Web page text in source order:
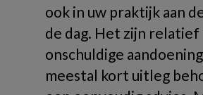
ook in uw praktijk aan
de dag. Het zijn relatief
onschuldige
meestal kort uitleg